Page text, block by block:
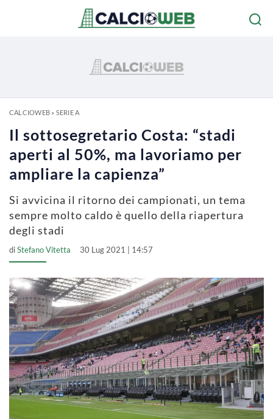
CALCIOWEB» SERIE A
Il sottosegretario Costa: “stadi
aperti al 50%, ma lavoriamo per
ampliare la capienza”
Si avvicina il ritorno dei campionati, un tema
sempre molto caldo è quello della riapertura
degli stadi
diStefano Vitetta 30 Lug 2021 | 14:57